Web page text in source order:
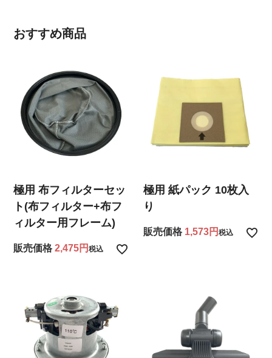
おすすめ商品
極用 布フィルターセッ
ト(布フィルター+布フ
ィルター用フレーム)
販売価格 2,475 税込
極用 紙パック 10枚入
り
販売価格 1,573 税込